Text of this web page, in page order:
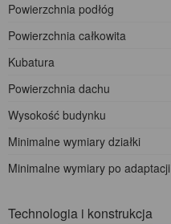
Powierzchnia podłóg
Powierzchnia całkowita
Kubatura
Powierzchnia dachu
Wysokość budynku
Minimalne wymiary działki
Minimalne wymiary po adaptacji
Technologia i konstrukcja